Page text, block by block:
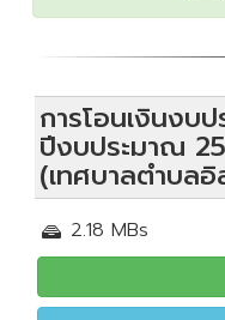
การโอนเงินงบ
ปีงบประมาณ
(เทศบาลตำบล
2.18 MBs